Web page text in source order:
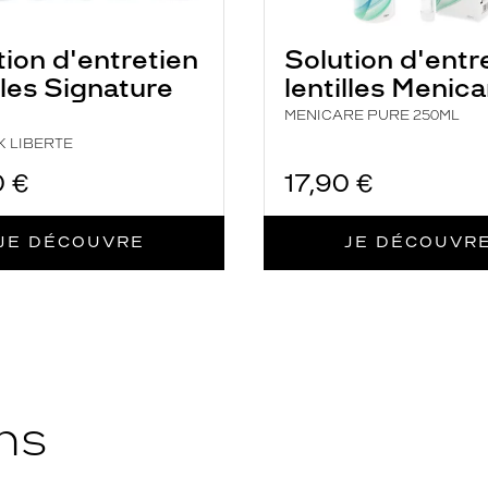
d'entretien
Signature
LIBERTE
€
DÉCOUVRE
Solution
lentilles
MENICARE PURE 250ML
17,90 €
JE